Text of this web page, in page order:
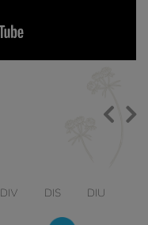
DIV DIS DIU